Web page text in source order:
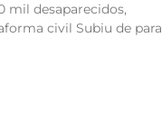
mil desaparecidos,
civil Subiu de para